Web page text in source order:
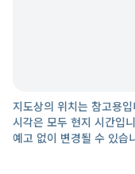
지도상의 위치는 참고용
시각은 모두 현지 시간입
예고 없이 변경될 수 있습